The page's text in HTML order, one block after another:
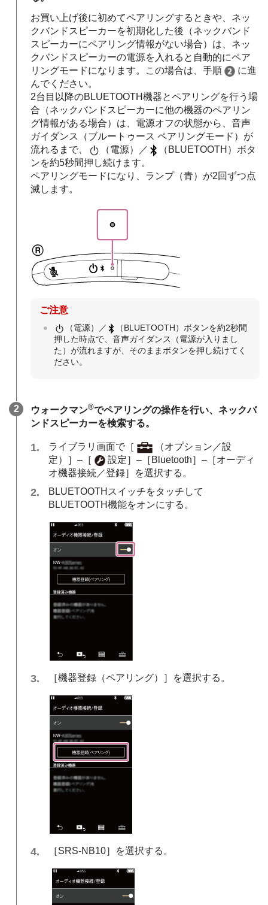
お買い上げ後に初めてペアリングするときや、ネッ
クバンドスピーカーを初期化した後（ネックバンド
スピーカーにペアリング情報がない場合）は、ネッ
クバンドスピーカーの電源を⼊れると自動的にペア
リングモードになります。この場合は、手順
に進
んでください。
2台⽬以降のBLUETOOTH機器とペアリングを⾏う場
合（ネックバンドスピーカーに他の機器のペアリン
グ情報がある場合）は、電源オフの状態から、音声
ガイダンス（ブルートゥース ペアリングモード）が
流れるまで、
（電源）／
（BLUETOOTH）ボタ
ンを約5秒間押し続けます。
ペアリングモードになり、ランプ（青）が2回ずつ点
滅します。
ご注意
（電源）／
（BLUETOOTH）ボタンを約2秒間
押した時点で、音声ガイダンス（電源が入りまし
た）が流れますが、そのままボタンを押し続けてく
ださい。
ウォークマン®でペアリングの操作を行い、ネックバ
ンドスピーカーを検索する。
ライブラリ画面で［
（オプション／設
定）］–［
設定］–［Bluetooth］–［オーディ
オ機器接続／登録］を選択する。
BLUETOOTHスイッチをタッチして
BLUETOOTH機能をオンにする。
［機器登録（ペアリング）］を選択する。
［SRS-NB10］を選択する。